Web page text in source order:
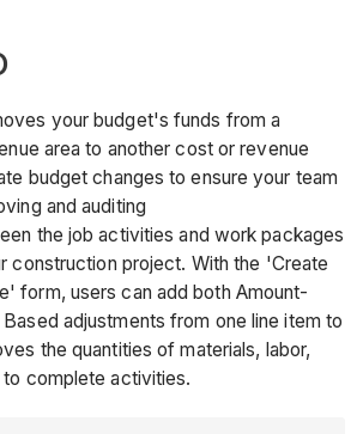
your budget's funds from a
area to another cost or revenue
budget changes to ensure your team
and auditing
the job activities and work packages
construction project. With the 'Create
form, users can add both Amount-
adjustments from one line item to
the quantities of materials, labor,
complete activities.